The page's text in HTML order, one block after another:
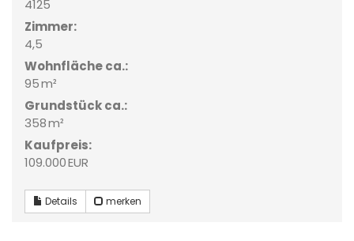
4125
Zimmer:
4,5
Wohnfläche ca.:
95 m²
Grund­stück ca.:
358 m²
Kaufpreis:
109.000 EUR
Details merken